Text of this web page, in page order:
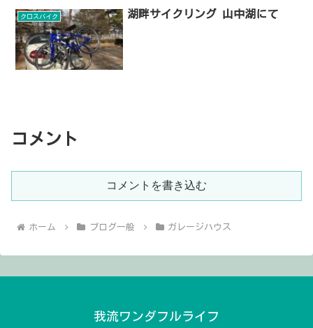
クロスバイク 湖畔サイクリング 山中湖にて
コメント
コメントを書き込む
ホーム ブログ一般 ガレージハウス
我流ワンダフルライフ